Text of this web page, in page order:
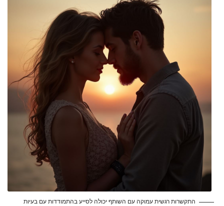
התקשרות רגשית עמוקה עם השותף יכולה לסייע בהתמודדות עם בעיות